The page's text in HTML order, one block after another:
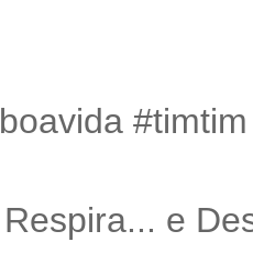
#timtim
e